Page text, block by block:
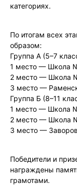
категориях.
По итогам всех
образом:
Группа А (5–7
1 место — Школа
2 место — Школа
3 место —
Группа Б (8–11
1 место — Школа
2 место — Школа
3 место —
Победители и
награждены
грамотами.